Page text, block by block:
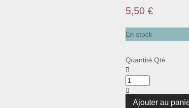
5,50 €
En stock
Quantité Qté
Ajouter au